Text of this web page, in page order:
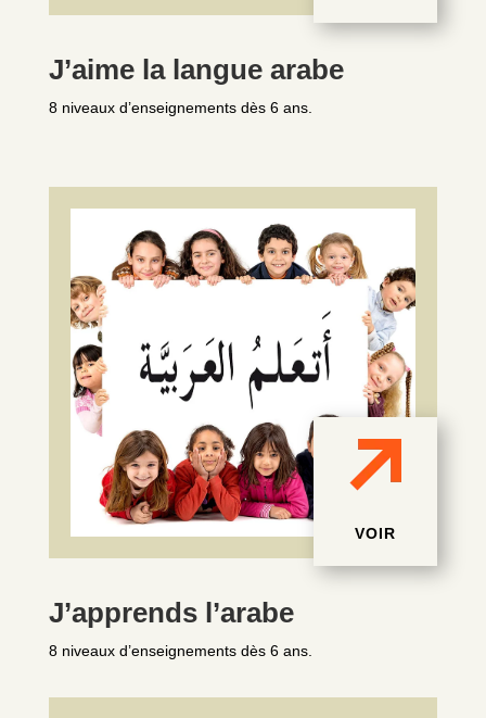
J’aime la langue arabe
8 niveaux d’enseignements dès 6 ans.
VOIR
J’apprends l’arabe
8 niveaux d’enseignements dès 6 ans.